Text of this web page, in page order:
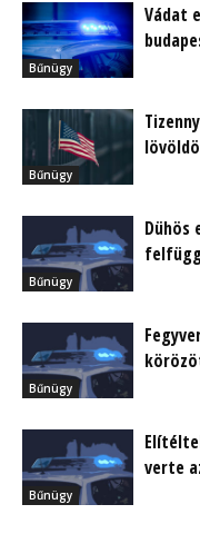
Bűnügy
Vádat
Bűnügy
Bűnügy
Dühös
Bűnügy
Bűnügy
verte